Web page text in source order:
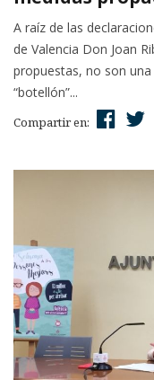
A raíz de las
de Valencia Don Joan
propuestas, no son
“botellón”...
Compartir en: